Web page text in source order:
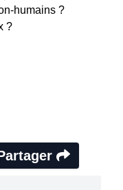
humains ?
?